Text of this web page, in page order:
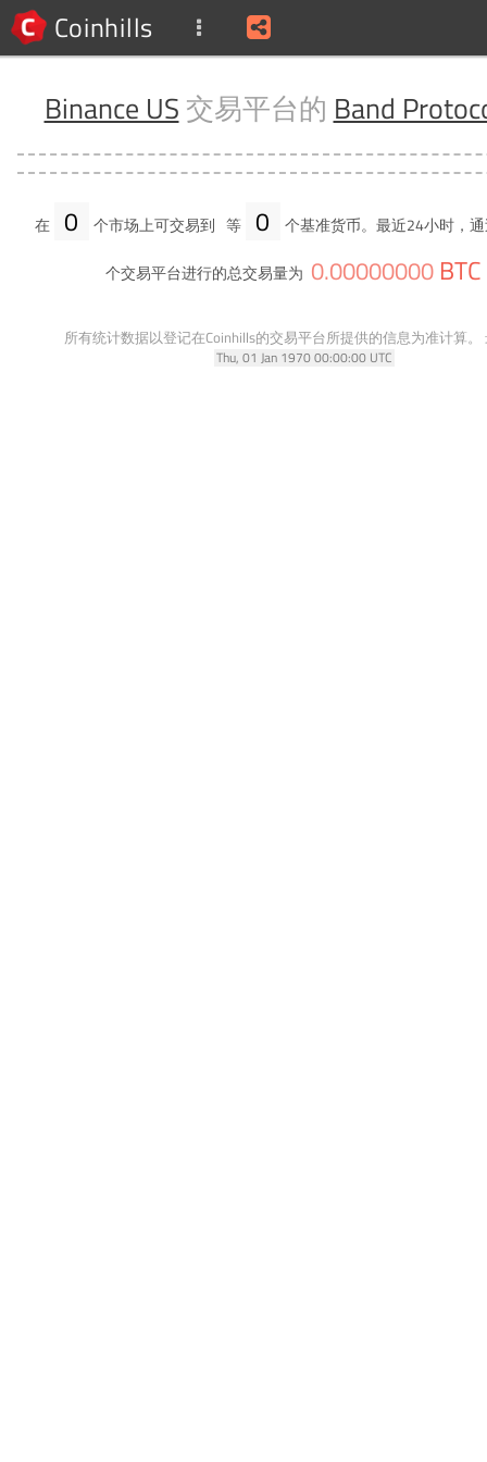
Coinhills
Binance US 交易平台的 Band
在 0 个市场上可交易到 等 0 个基准货币。最近24小时，
个交易平台进行的总交易量为 0.00000000 BTC
所有统计数据以登记在Coinhills的交易平台所提供的信息为准计算。
Thu, 01 Jan 1970 00:00:00 UTC